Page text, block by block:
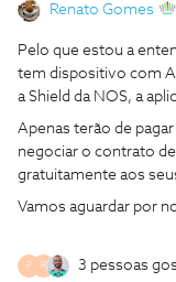
Renato Gomes
Pelo que estou a
tem dispositivo com
a Shield da NOS, a
Apenas terão de
negociar o contrato
gratuitamente aos
Vamos aguardar por
P R 3 pessoas